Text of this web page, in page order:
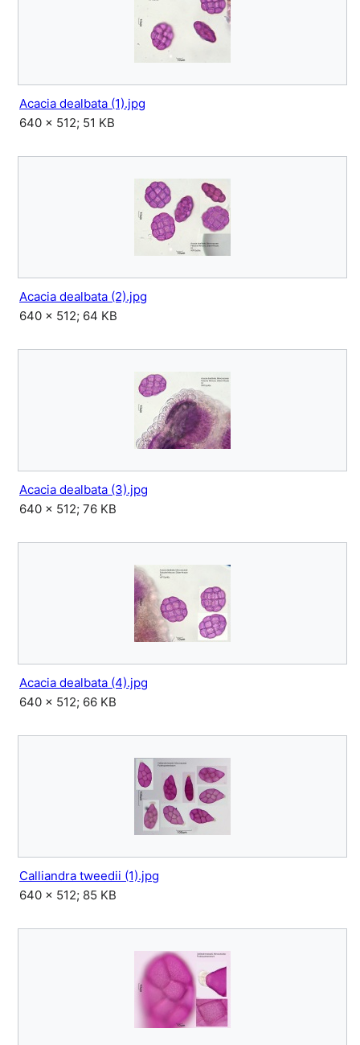
Acacia dealbata (1).jpg
640 × 512; 51 KB
Acacia dealbata (2).jpg
640 × 512; 64 KB
Acacia dealbata (3).jpg
640 × 512; 76 KB
Acacia dealbata (4).jpg
640 × 512; 66 KB
Calliandra tweedii (1).jpg
640 × 512; 85 KB